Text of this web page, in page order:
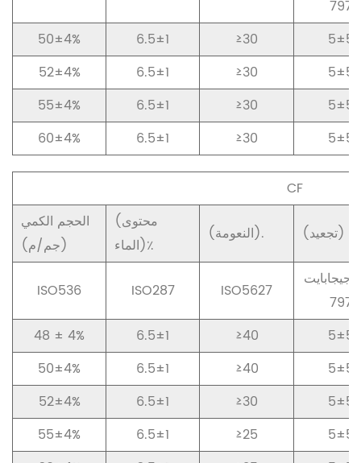
797
50±4%
6.5±1 ≥30
5±5
52±4%
6.5±1 ≥30
5±5
55±4%
6.5±1 ≥30
5±5
60±4%
6.5±1 ≥30 5±5
CF
الحجم الكمي
(جم/م)
(محتوى
الماء)٪
(النعومة).
ISO536 ISO287 ISO5627
جيجابايت/T16
797
48 ± 4%
6.5±1 ≥40
5±5
50±4%
6.5±1 ≥40
5±5
52±4%
6.5±1 ≥30
5±5
55±4%
6.5±1 ≥25
5±5